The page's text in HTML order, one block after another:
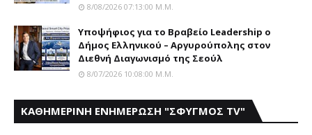
8/08/2026 07:13:00 Μ.μ.
Yποψήφιος για το Bραβείο Leadership ο
Δήμος Ελληνικού – Αργυρούπολης στον
Διεθνή Διαγωνισμό της Σεούλ
8/07/2026 10:08:00 Μ.μ.
ΚΑΘΗΜΕΡΙΝΗ ΕΝΗΜΕΡΩΣΗ "ΣΦΥΓΜΟΣ TV"